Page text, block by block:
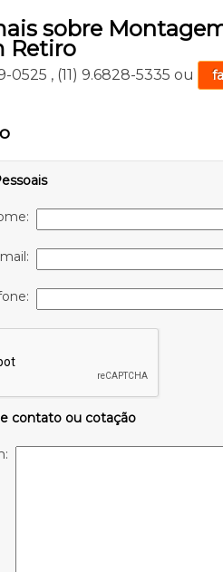
sobre
Retiro
0525 , (11) 9.6828-5335 ou
contato ou cotação